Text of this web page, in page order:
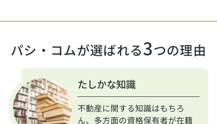
パシ・コムが選ばれる3つの理由
たしかな知識
不動産に関する知識はもちろ
ん、多方面の資格保有者が在籍